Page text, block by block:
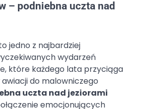
– podniebna uczta nad
jedno z najbardziej
wydarzeń
które każdego lata przyciąga
do malowniczego
uczta nad jeziorami
emocjonujących